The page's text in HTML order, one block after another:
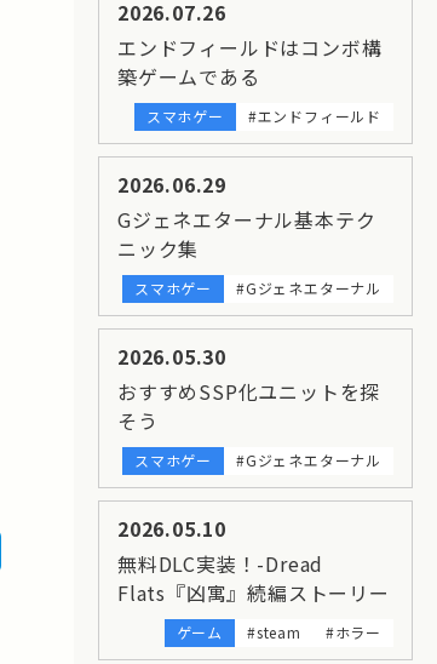
2026.07.26
エンドフィールドはコンボ構
築ゲームである
スマホゲー #エンドフィールド
2026.06.29
Gジェネエターナル基本テク
ニック集
スマホゲー #Gジェネエターナル
2026.05.30
おすすめSSP化ユニットを探
そう
スマホゲー #Gジェネエターナル
2026.05.10
無料DLC実装！-Dread
Flats『凶寓』続編ストーリー
ゲーム #steam #ホラー